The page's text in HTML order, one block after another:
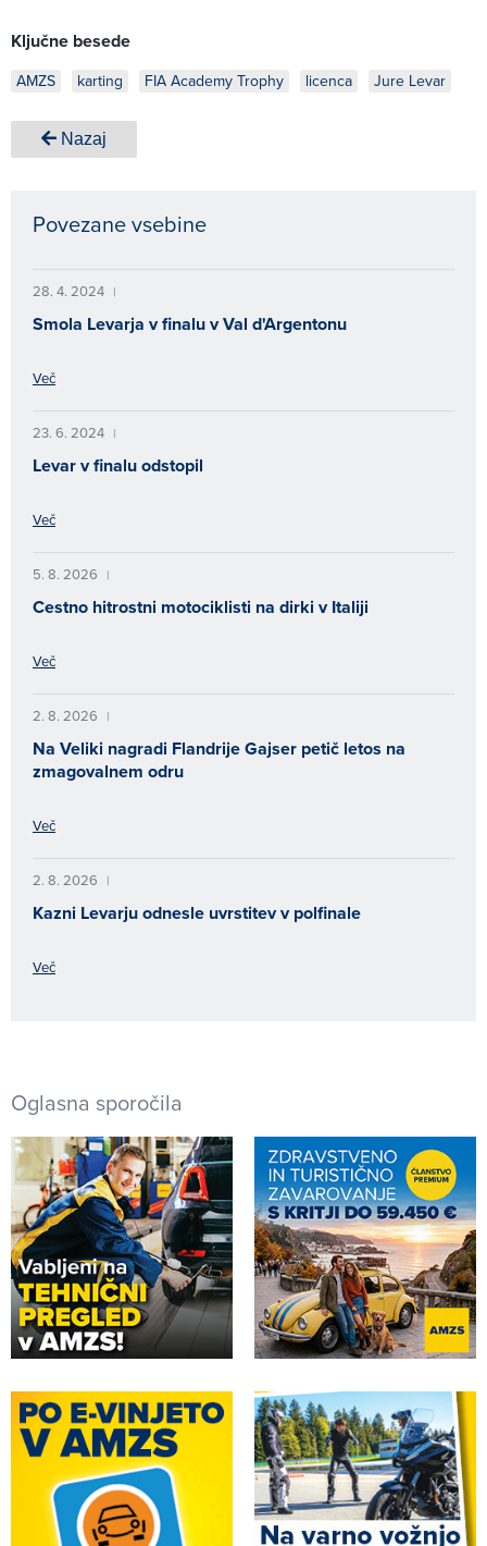
Ključne besede
AMZS karting FIA Academy Trophy licenca Jure Levar
Nazaj
Povezane vsebine
28. 4. 2024 |
Smola Levarja v finalu v Val d'Argentonu
Več
23. 6. 2024 |
Levar v finalu odstopil
Več
5. 8. 2026 |
Cestno hitrostni motociklisti na dirki v Italiji
Več
2. 8. 2026 |
Na Veliki nagradi Flandrije Gajser petič letos na
zmagovalnem odru
Več
2. 8. 2026 |
Kazni Levarju odnesle uvrstitev v polfinale
Več
Oglasna sporočila